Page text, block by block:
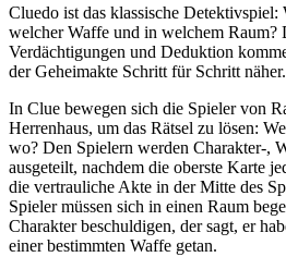
Cluedo ist das klassische Detektivspiel:
welcher Waffe und in welchem Raum?
Verdächtigungen und Deduktion
der Geheimakte Schritt für Schritt näher.
In Clue bewegen sich die Spieler von
Herrenhaus, um das Rätsel zu lösen:
wo? Den Spielern werden Charakter-,
ausgeteilt, nachdem die oberste Karte
die vertrauliche Akte in der Mitte des
Spieler müssen sich in einen Raum
Charakter beschuldigen, der sagt, er
einer bestimmten Waffe getan.